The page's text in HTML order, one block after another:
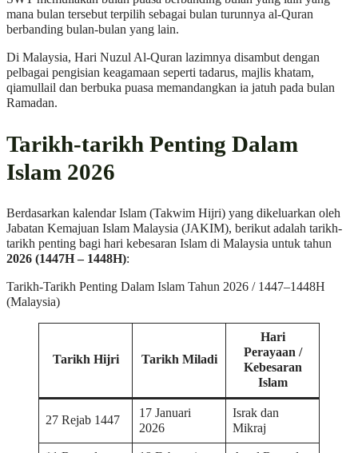
mana bulan tersebut terpilih sebagai bulan turunnya al-Quran
berbanding bulan-bulan yang lain.
Di Malaysia, Hari Nuzul Al-Quran lazimnya disambut dengan
pelbagai pengisian keagamaan seperti tadarus, majlis khatam,
qiamullail dan berbuka puasa memandangkan ia jatuh pada bulan
Ramadan.
Tarikh-tarikh Penting Dalam
Islam 2026
Berdasarkan kalendar Islam (Takwim Hijri) yang dikeluarkan oleh
Jabatan Kemajuan Islam Malaysia (JAKIM), berikut adalah tarikh-
tarikh penting bagi hari kebesaran Islam di Malaysia untuk tahun
2026 (1447H – 1448H):
Tarikh-Tarikh Penting Dalam Islam Tahun 2026 / 1447–1448H
(Malaysia)
Tarikh Hijri Tarikh Miladi
Hari
Perayaan /
Kebesaran
Islam
27 Rejab 1447
17 Januari
2026
Israk dan
Mikraj